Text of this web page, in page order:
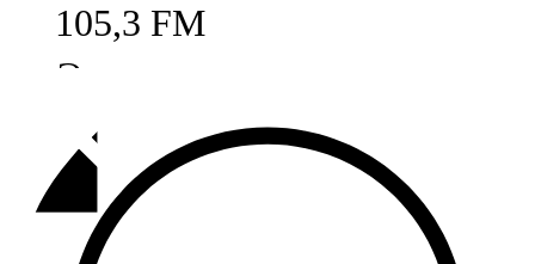
105,3 FM
Әлмәт
92,9 FM
Базарлы матак
107,1 FM